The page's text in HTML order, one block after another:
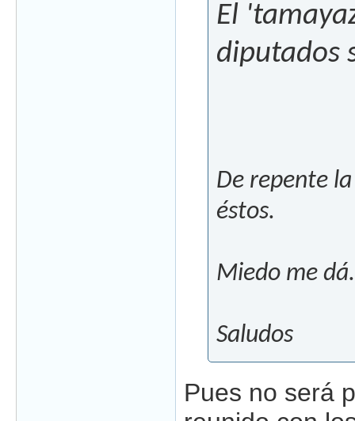
El
diputados
De repente
éstos.
Miedo me dá.
Saludos
Pues no será